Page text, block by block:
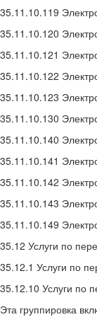
35.11.10.119
35.11.10.120
35.11.10.121
35.11.10.122
35.11.10.123
35.11.10.130
35.11.10.140
35.11.10.141
35.11.10.142
35.11.10.143
35.11.10.149
35.12 Услуги по
35.12.1 Услуги по
35.12.10 Услуги по
Эта группировка